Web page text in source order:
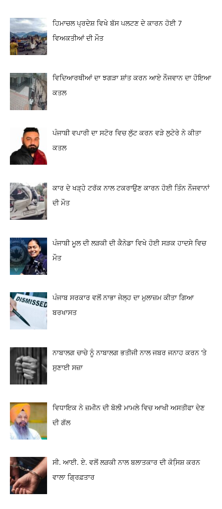
ਹਿਮਾਚਲ ਪ੍ਰਦੇਸ਼ ਵਿਖੇ ਬੱਸ ਪਲਟਣ ਦੇ ਕਾਰਨ ਹੋਈ 7
ਵਿਅਕਤੀਆਂ ਦੀ ਮੌਤ
ਵਿਦਿਆਰਥੀਆਂ ਦਾ ਝਗੜਾ ਸ਼ਾਂਤ ਕਰਨ ਆਏ ਨੌਜਵਾਨ ਦਾ ਹੋਇਆ
ਕਤਲ
ਪੰਜਾਬੀ ਵਪਾਰੀ ਦਾ ਸਟੋਰ ਵਿਚ ਲੁੱਟ ਕਰਨ ਵੜੇ ਲੁਟੇਰੇ ਨੇ ਕੀਤਾ
ਕਤਲ
ਕਾਰ ਦੇ ਖੜ੍ਹੇ ਟਰੱਕ ਨਾਲ ਟਕਰਾਉਣ ਕਾਰਨ ਹੋਈ ਤਿੰਨ ਨੌਜਵਾਨਾਂ
ਦੀ ਮੌਤ
ਪੰਜਾਬੀ ਮੂਲ ਦੀ ਲੜਕੀ ਦੀ ਕੈਨੇਡਾ ਵਿਖੇ ਹੋਈ ਸੜਕ ਹਾਦਸੇ ਵਿਚ
ਮੌਤ
ਪੰਜਾਬ ਸਰਕਾਰ ਵਲੋਂ ਨਾਭਾ ਜੇਲ੍ਹ ਦਾ ਮੁਲਾਜ਼ਮ ਕੀਤਾ ਗਿਆ
ਬਰਖਾਸਤ
ਨਾਬਾਲਗ ਚਾਚੇ ਨੂੰ ਨਾਬਾਲਗ ਭਤੀਜੀ ਨਾਲ ਜਬਰ ਜਨਾਹ ਕਰਨ ‘ਤੇ
ਸੁਣਾਈ ਸਜ਼ਾ
ਵਿਧਾਇਕ ਨੇ ਜ਼ਮੀਨ ਦੀ ਬੋਲੀ ਮਾਮਲੇ ਵਿਚ ਆਖੀ ਅਸਤੀਫਾ ਦੇਣ
ਦੀ ਗੱਲ
ਸੀ. ਆਈ. ਏ. ਵਲੋਂ ਲੜਕੀ ਨਾਲ ਬਲਾਤਕਾਰ ਦੀ ਕੋਸਿ਼ਸ਼ ਕਰਨ
ਵਾਲਾ ਗ੍ਰਿਫ਼ਤਾਰ